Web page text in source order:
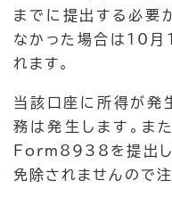
までに提出する必要
なかった場合は10月
れます。
当該口座に所得が発
務は発生します。ま
Form8938を提出し
免除されませんので注